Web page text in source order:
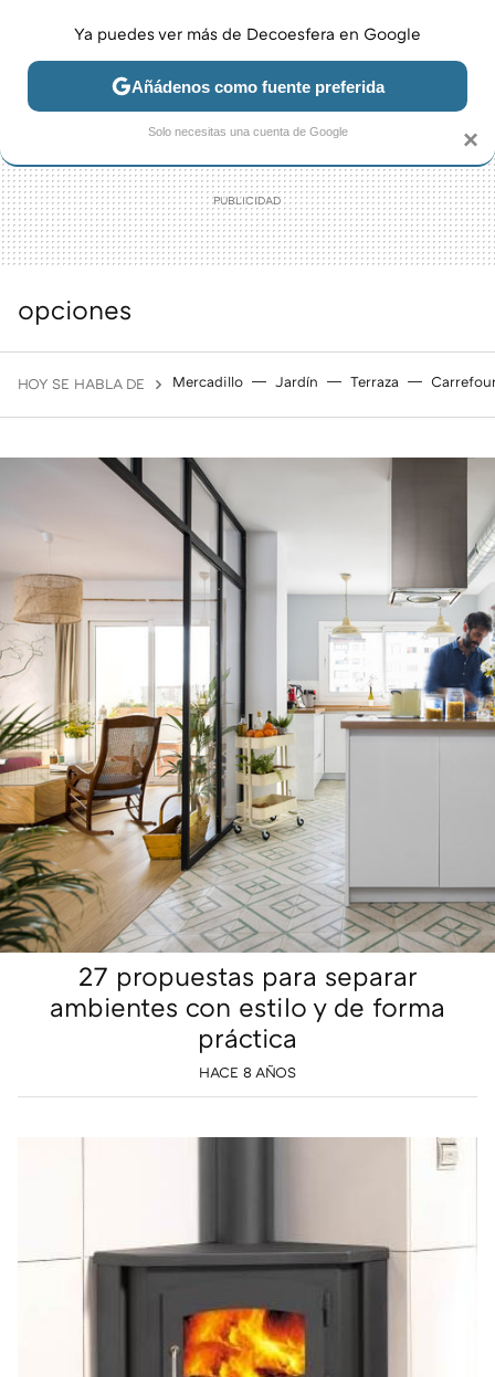
JARDÍN Y TERRAZA SALÓN DORMITORIO COCINA
opciones
HOY SE HABLA DE Mercadillo Jardín Terraza
27 propuestas para separar
ambientes con estilo y de forma
práctica
HACE 8 AÑOS
×
Ya puedes ver más de Decoesfera en Google
Añádenos como fuente preferida
Solo necesitas una cuenta de Google